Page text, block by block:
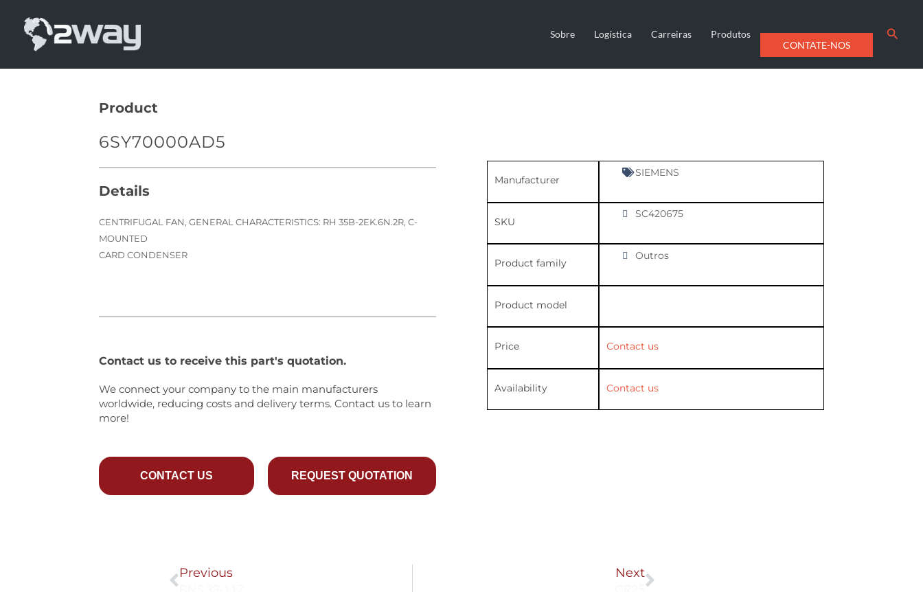
content
Sobre Logística Carreiras
Produtos
CONTATE-NOS
Product
6SY70000AD5
Details
CENTRIFUGAL FAN, GENERAL CHARACTERISTICS: RH 35B-2EK.6N.2R, C-
MOUNTED
CARD CONDENSER
Contact us to receive this part's quotation.
We connect your company to the main manufacturers
worldwide, reducing costs and delivery terms. Contact us to learn
more!
CONTACT US REQUEST QUOTATION
Manufacturer
SIEMENS
SKU
SC420675
Product family
Outros
Product model
Price Contact us
Availability Contact us
Prev
Previous
NextNext